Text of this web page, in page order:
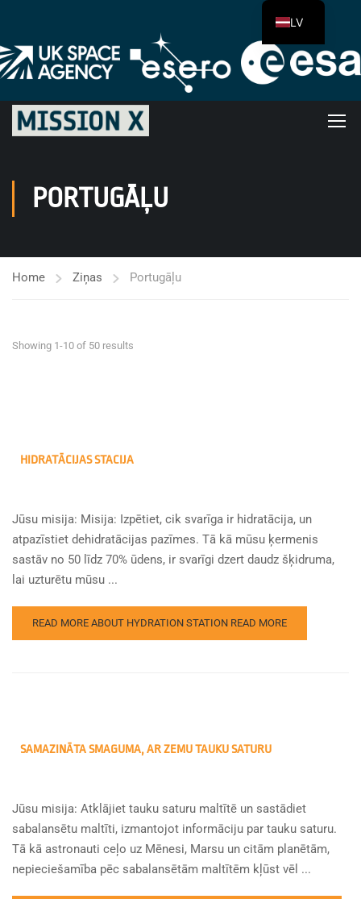
PORTUGĀĻU
Home Ziņas Portugāļu
Showing 1-10 of 50 results
HIDRATĀCIJAS STACIJA
Jūsu misija: Misija: Izpētiet, cik svarīga ir hidratācija, un
atpazīstiet dehidratācijas pazīmes. Tā kā mūsu ķermenis
sastāv no 50 līdz 70% ūdens, ir svarīgi dzert daudz šķidruma,
lai uzturētu mūsu ...
READ MORE ABOUT HYDRATION STATION READ MORE
SAMAZINĀTA SMAGUMA, AR ZEMU TAUKU SATURU
Jūsu misija: Atklājiet tauku saturu maltītē un sastādiet
sabalansētu maltīti, izmantojot informāciju par tauku saturu.
Tā kā astronauti ceļo uz Mēnesi, Marsu un citām planētām,
nepieciešamība pēc sabalansētām maltītēm kļūst vēl ...
LV